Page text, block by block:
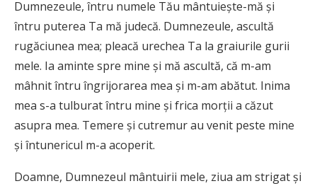
Dumnezeule, întru numele Tău mân­tuiește-mă și
întru puterea Ta mă ju­decă. Dumnezeule, ascultă
rugă­ciunea mea; pleacă urechea Ta la graiurile gurii
mele. Ia aminte spre mine și mă ascultă, că m-am
mâhnit întru îngrijorarea mea și m-am abă­tut. Inima
mea s-a tulburat întru mine și frica morții a căzut
asupra mea. Temere și cutremur au venit peste mine
și întunericul m-a acoperit.
Doamne, Dumnezeul mântuirii me­le, ziua am strigat și